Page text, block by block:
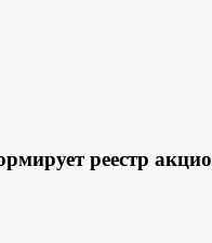
реестр